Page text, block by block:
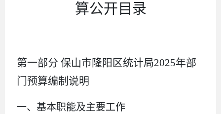
算公开 目录
第一部分 保山市隆阳区统计局2025年部
门预算编制说明
一、基本职能及主要工作